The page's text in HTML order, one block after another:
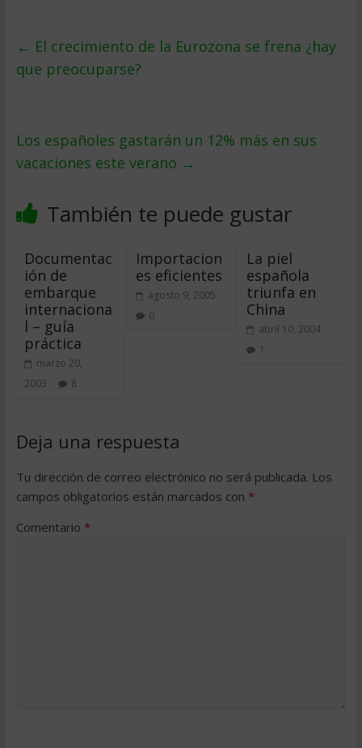
← El crecimiento de la Eurozona se frena ¿hay
que preocuparse?
Los españoles gastarán un 12% más en sus
vacaciones este verano →
También te puede gustar
Documentac
ión de
embarque
internaciona
l – guía
práctica
marzo 20,
2003
8
Importacion
es eficientes
agosto 9, 2005
0
La piel
española
triunfa en
China
abril 10, 2004
1
Deja una respuesta
Tu dirección de correo electrónico no será publicada. Los
campos obligatorios están marcados con *
Comentario *